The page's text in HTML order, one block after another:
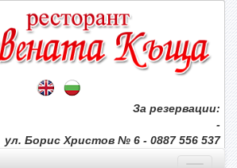
За резервации:
-
ул. Борис Христов № 6 - 0887 556 537